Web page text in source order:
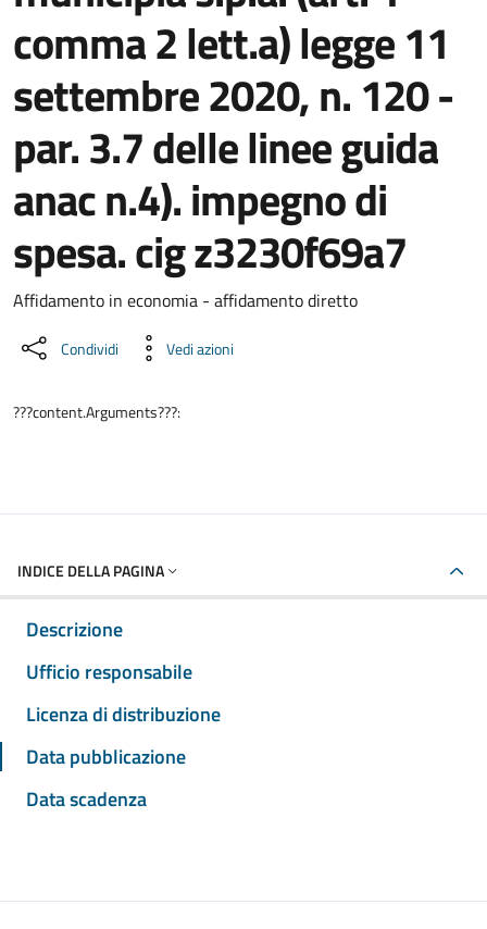
comma 2 lett.a) legge 11
settembre 2020, n. 120 -
par. 3.7 delle linee guida
anac n.4). impegno di
spesa. cig z3230f69a7
Dettaglio del documento
Affidamento in economia - affidamento diretto
Condividi Vedi azioni
???content.Arguments???:
INDICE DELLA PAGINA
Descrizione
Ufficio responsabile
Licenza di distribuzione
Data pubblicazione
Data scadenza